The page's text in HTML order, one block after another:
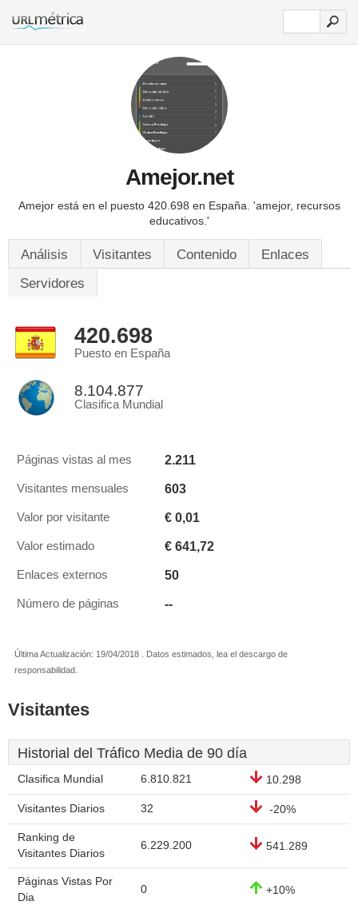
Amejor.net
Amejor está en el puesto 420.698 en España. 'amejor, recursos
educativos.'
Análisis Visitantes Contenido
Enlaces
Servidores
420.698
Puesto en España
8.104.877
Clasifica Mundial
Páginas vistas al mes 2.211
Visitantes mensuales 603
Valor por visitante € 0,01
Valor estimado € 641,72
Enlaces externos 50
Número de páginas --
Última Actualización: 19/04/2018 . Datos estimados, lea el descargo de
responsabilidad.
Visitantes
Historial del Tráfico Media de 90 día
Clasifica Mundial 6.810.821 10.298
Visitantes Diarios 32 -20%
Ranking de
Visitantes Diarios
6.229.200 541.289
Páginas Vistas Por
Dia
0 +10%